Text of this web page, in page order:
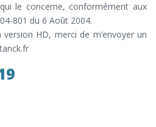
le concerne, conformément aux
801 du 6 Août 2004.
HD, merci de m’envoyer un